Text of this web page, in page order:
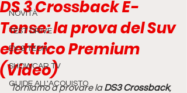
NOVITÀ
TEST DRIVE
EV & TECH
SHOWCAR TV
GUIDE ALL'ACQUISTO
DS 3 Crossback E-
Tense: la prova del Suv
elettrico Premium
(Video)
Torniamo a provare la DS3 Crossback,